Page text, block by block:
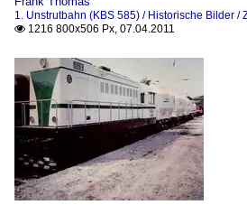
1. Unstrutbahn (KBS 585) / Historische Bilder /
 1216 800x506 Px, 07.04.2011